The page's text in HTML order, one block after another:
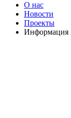
О нас
Новости
Проекты
Информация